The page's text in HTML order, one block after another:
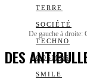
TERRE
SOCIÉTÉ
TECHNO
COSMOS
SMILE
De gauche à
DES